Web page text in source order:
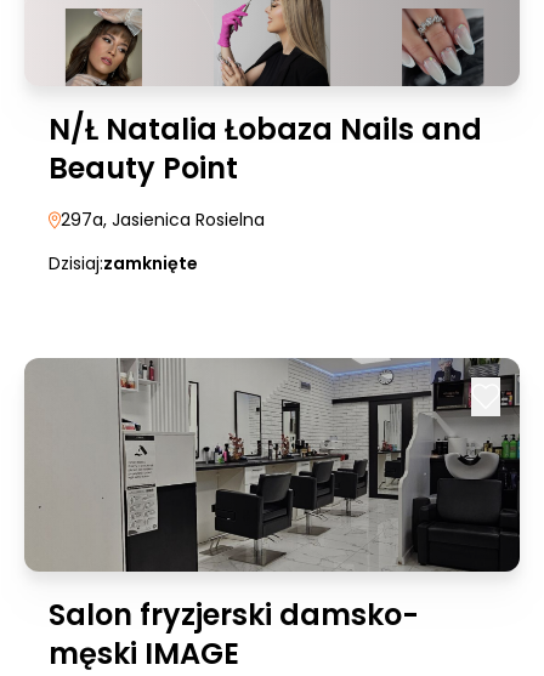
N/Ł Natalia Łobaza Nails and
Beauty Point
297a, Jasienica Rosielna
Dzisiaj:zamknięte
Salon fryzjerski damsko-
męski IMAGE